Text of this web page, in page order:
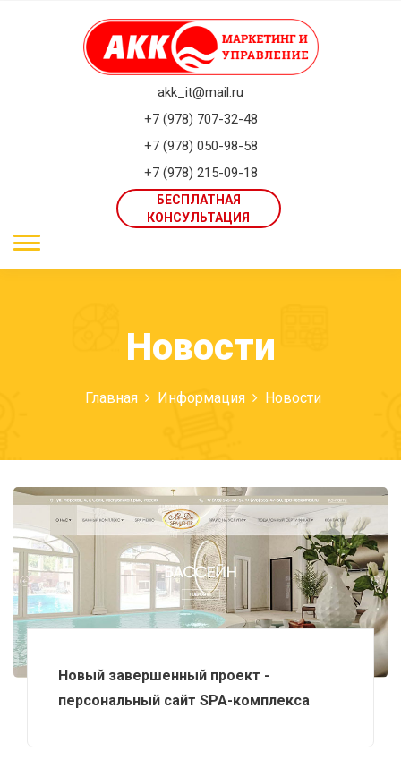
akk_it@mail.ru
+7 (978) 707-32-48
+7 (978) 050-98-58
+7 (978) 215-09-18
БЕСПЛАТНАЯ
КОНСУЛЬТАЦИЯ
Новости
Главная Информация Новости
Новый завершенный проект -
персональный сайт SPA-комплекса